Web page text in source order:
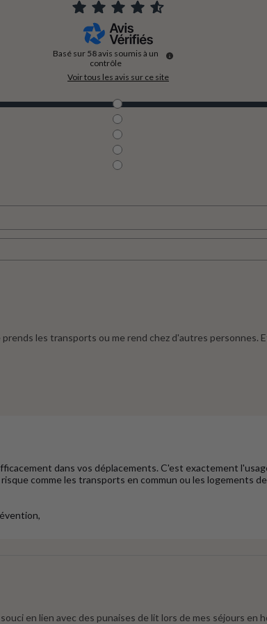
Basé sur 58avis soumis à un
contrôle
Voir tous les avis sur ce site
les transports ou me rend chez d'autres personnes.
dans vos déplacements. C'est exactement
comme les transports en commun ou les logements
en lien avec des punaises de lit lors de mes séjours en